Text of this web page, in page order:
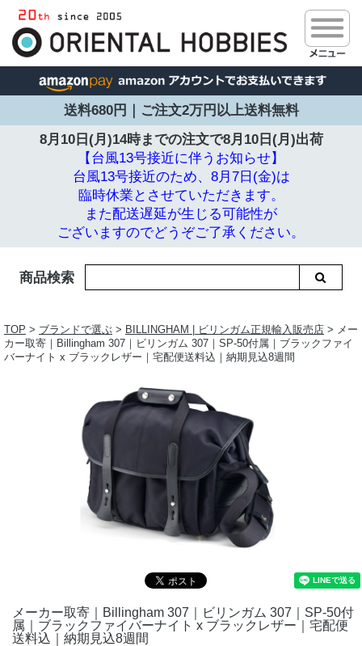
送料680円｜ご注文2万円以上送料無料
8月10日(月)14時までの注文で8月10日(月)出荷
【台風13号接近に伴うお知らせ】
台風13号接近のため、8月7日(金)は
臨時休業とさせていただきます。
また配送遅延が生じる可能性が
ございますのでどうぞご了承ください。
商品検索
TOP > ブランドで選ぶ > BILLINGHAM | ビリンガム正規輸入販売店 > メー
カー取寄｜Billingham 307｜ビリンガム 307｜SP-50付属｜ブラックファイ
バーナイト x ブラックレザー｜宅配便送料込｜納期見込8週間
メーカー取寄｜Billingham 307｜ビリンガム 307｜SP-50付
属｜ブラックファイバーナイト x ブラックレザー｜宅配便
送料込｜納期見込8週間